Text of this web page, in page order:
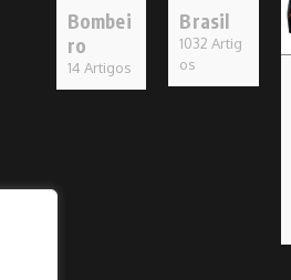
Bombei
ro
14 Artigos
Brasil
1032 Artig
os